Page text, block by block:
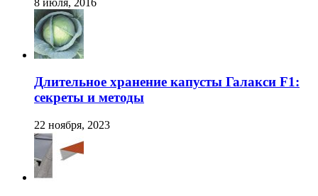
Длительное хранение капусты Галакси F1:
секреты и методы
22 ноября, 2023